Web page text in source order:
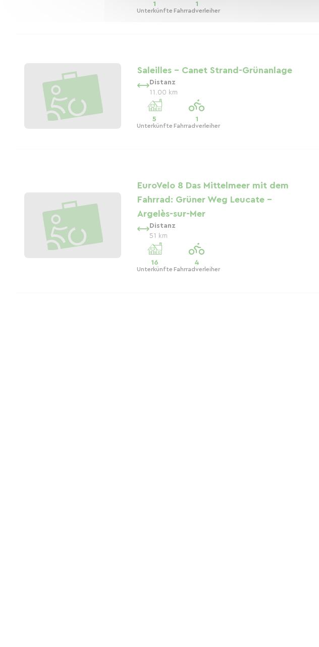
1
Unterkünfte
1
Fahrradverleiher
Saleilles - Canet Strand-Grünanlage
Distanz
11.00 km
5
Unterkünfte
1
Fahrradverleiher
EuroVelo 8 Das Mittelmeer mit dem
Fahrrad: Grüner Weg Leucate –
Argelès-sur-Mer
Distanz
51 km
16
Unterkünfte
4
Fahrradverleiher